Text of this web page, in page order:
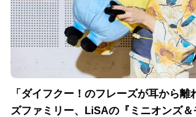
「ダイフクー！のフレーズが耳から
ズファミリー、LiSAの『ミニオンズ